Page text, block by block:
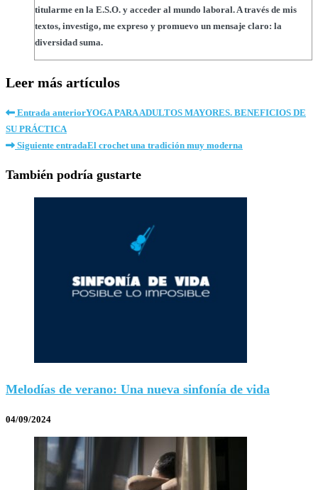
titularme en la E.S.O. y acceder al mundo laboral. A través de mis
textos, investigo, me expreso y promuevo un mensaje claro: la
diversidad suma.
Leer más artículos
Entrada anteriorYOGA PARA ADULTOS MAYORES. BENEFICIOS DE
SU PRÁCTICA
Siguiente entradaEl crochet una tradición muy moderna
También podría gustarte
Melodías de verano: Una nueva sinfonía de vida
04/09/2024